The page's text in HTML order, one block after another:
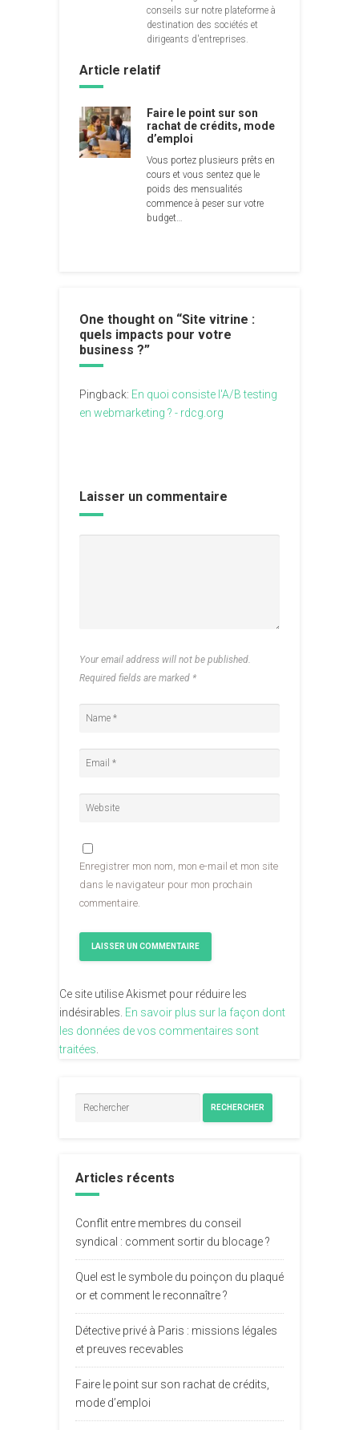
conseils sur notre plateforme à
destination des sociétés et
dirigeants d'entreprises.
Article relatif
Faire le point sur son
rachat de crédits, mode
d’emploi
Vous portez plusieurs prêts en
cours et vous sentez que le
poids des mensualités
commence à peser sur votre
budget…
One thought on “Site vitrine :
quels impacts pour votre
business ?”
Pingback: En quoi consiste l'A/B testing
en webmarketing ? - rdcg.org
Laisser un commentaire
Your email address will not be published.
Required fields are marked *
Enregistrer mon nom, mon e-mail et mon site
dans le navigateur pour mon prochain
commentaire.
Ce site utilise Akismet pour réduire les
indésirables. En savoir plus sur la façon dont
les données de vos commentaires sont
traitées
RECHERCHER
Articles récents
Conflit entre membres du conseil
syndical : comment sortir du blocage ?
Quel est le symbole du poinçon du plaqué
or et comment le reconnaître ?
Détective privé à Paris : missions légales
et preuves recevables
Faire le point sur son rachat de crédits,
mode d’emploi